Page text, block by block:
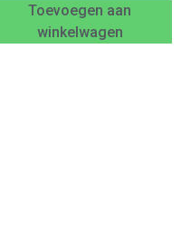
Toevoegen aan
winkelwagen